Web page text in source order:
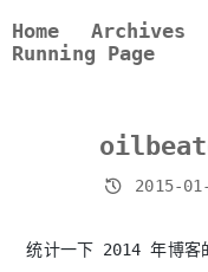
Home Archives
Running Page
2015-
统计一下 2014 年博客